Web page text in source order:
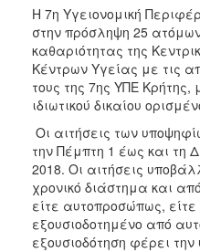
2021
2020
2019
2018
2016
2015
2012
2011
Η 7η Υγειονομική
στην πρόσληψη 25
καθαριότητας της
Κέντρων Υγείας με τις
τους της 7ης ΥΠΕ
ιδιωτικού δικαίου
Οι αιτήσεις των
την Πέμπτη 1 έως και τη
2018. Οι αιτήσεις
χρονικό διάστημα και
είτε αυτοπροσώπως,
εξουσιοδοτημένο από
εξουσιοδότηση φέρει